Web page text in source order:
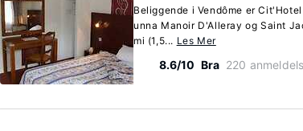
Beliggende i Vendôme er
unna Manoir D'Alleray og Saint
mi (1,5... Les Mer
8.6/10 Bra 220